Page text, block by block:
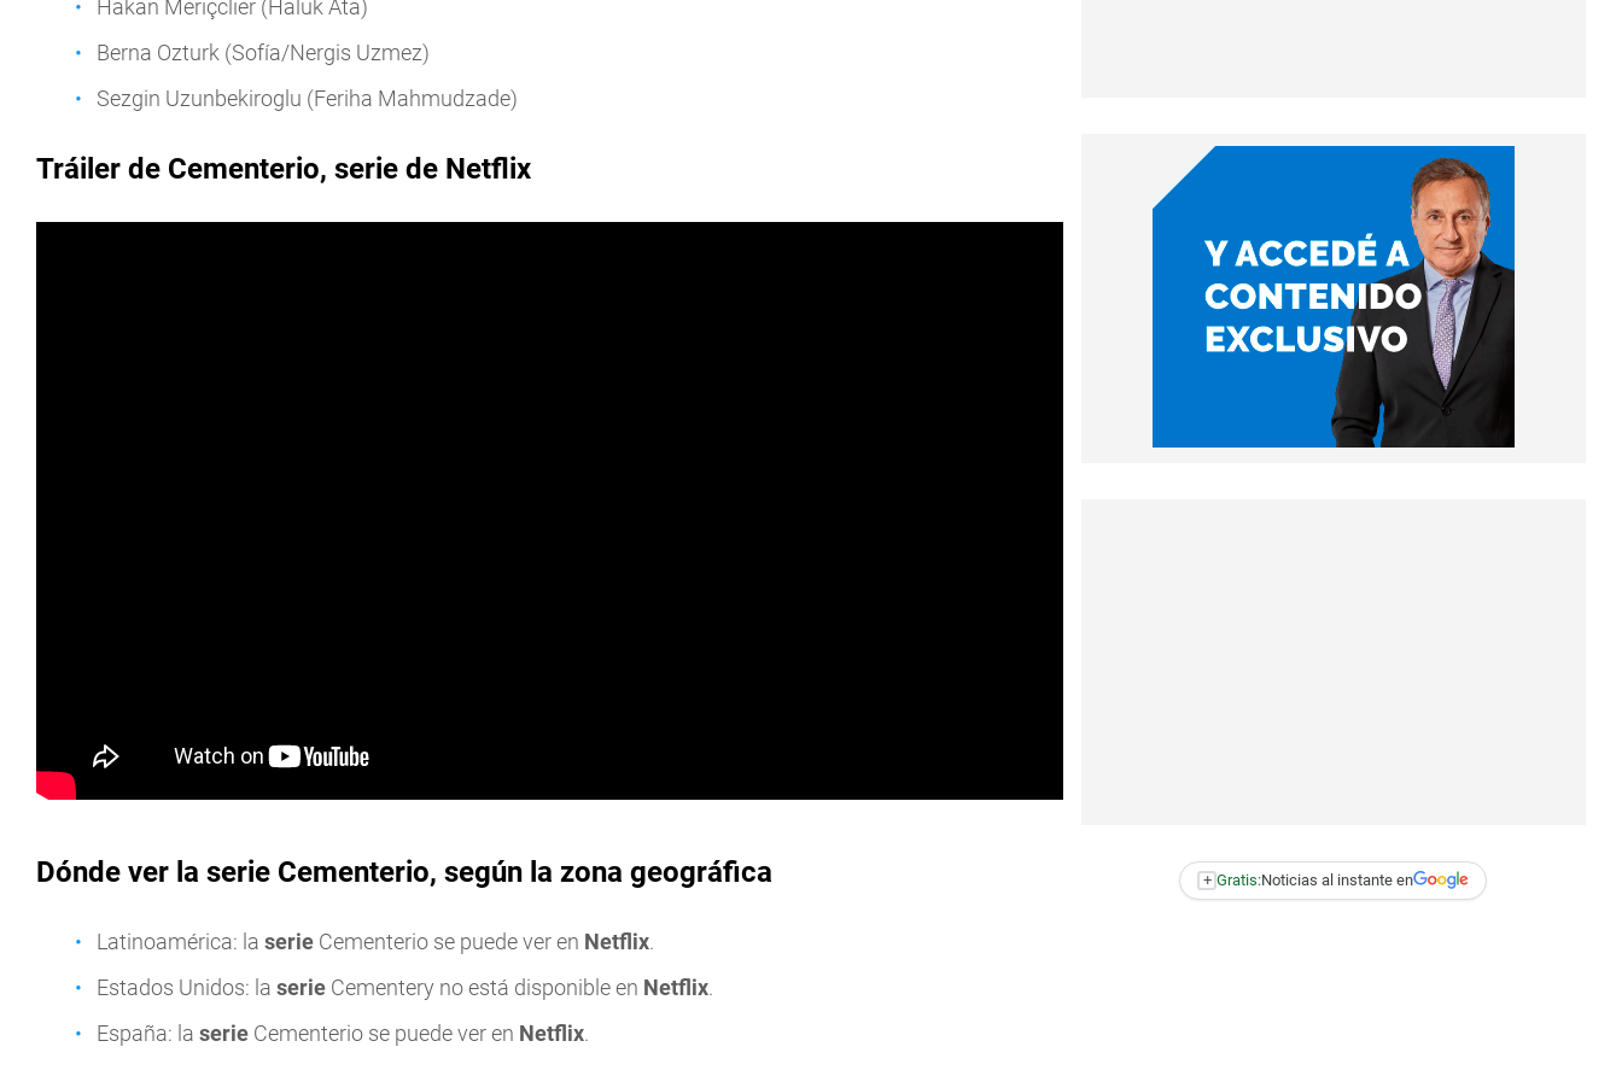
Hakan Meriçclier (Haluk Ata)
Berna Ozturk (Sofía/Nergis Uzmez)
Sezgin Uzunbekiroglu (Feriha Mahmudzade)
Tráiler de Cementerio, serie de Netflix
Dónde ver la serie Cementerio, según la zona geográfica
Latinoamérica: la serie Cementerio se puede ver en Netflix.
Estados Unidos: la serie Cementery no está disponible en Netflix.
España: la serie Cementerio se puede ver en Netflix.
+ Gratis:Noticias al instante en